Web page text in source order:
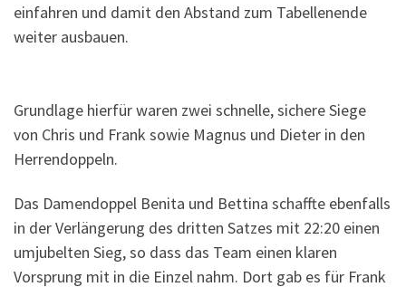
einfahren und damit den Abstand zum Tabellenende
weiter ausbauen.
Grundlage hierfür waren zwei schnelle, sichere Siege
von Chris und Frank sowie Magnus und Dieter in den
Herrendoppeln.
Das Damendoppel Benita und Bettina schaffte ebenfalls
in der Verlängerung des dritten Satzes mit 22:20 einen
umjubelten Sieg, so dass das Team einen klaren
Vorsprung mit in die Einzel nahm. Dort gab es für Frank